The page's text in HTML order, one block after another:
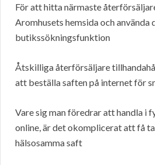
För att hitta närmaste
Aromhusets hemsida och använda
butikssökningsfunktion
Åtskilliga återförsäljare
att beställa saften på internet för
Vare sig man föredrar att handla i
online, är det okomplicerat att få
hälsosamma saft